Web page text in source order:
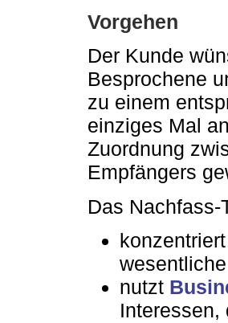
Vorgehen
Der Kunde
Besprochene
zu einem
einziges Mal
Zuordnung
Empfängers
Das Nachfass-
nutzt
Interessen,